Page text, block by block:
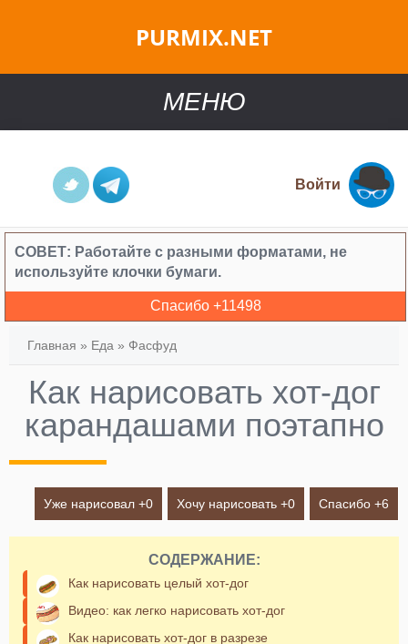
PURMIX.NET
МЕНЮ
Войти
СОВЕТ: Работайте с разными форматами, не
используйте клочки бумаги.
Спасибо +11498
Главная » Еда » Фасфуд
Как нарисовать хот-дог
карандашами поэтапно
Уже нарисовал +0 Хочу нарисовать +0 Спасибо +6
СОДЕРЖАНИЕ:
Как нарисовать целый хот-дог
Видео: как легко нарисовать хот-дог
Как нарисовать хот-дог в разрезе